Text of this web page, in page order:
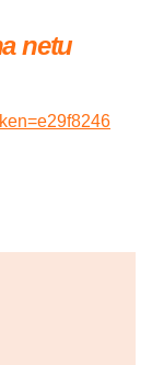
netu